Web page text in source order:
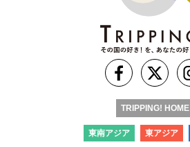
TRIPPING! HOME
東南アジア 東アジア